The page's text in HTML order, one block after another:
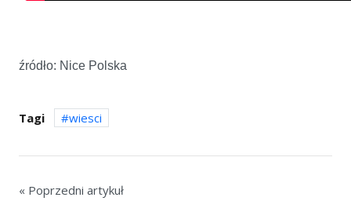
źródło: Nice Polska
Tagi wiesci
« Poprzedni artykuł